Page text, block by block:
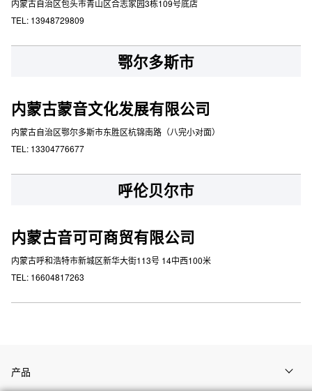
内蒙古自治区包头市青山区合志家园3栋109号底店
TEL: 13948729809
鄂尔多斯市
内蒙古蒙音文化发展有限公司
内蒙古自治区鄂尔多斯市东胜区杭锦南路（八完小对面）
TEL: 13304776677
呼伦贝尔市
内蒙古音可可商贸有限公司
内蒙古呼和浩特市新城区新华大街113号 14中西100米
TEL: 16604817263
产品